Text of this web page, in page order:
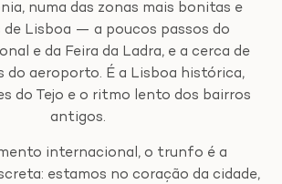
numa das zonas mais bonitas e
Lisboa — a poucos passos do
e da Feira da Ladra, e a cerca de
do aeroporto. É a Lisboa histórica,
do Tejo e o ritmo lento dos bairros
antigos.
internacional, o trunfo é a
estamos no coração da cidade,